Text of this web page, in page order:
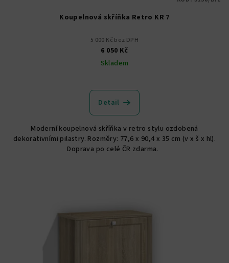
Koupelnová skříňka Retro KR 7
5 000 Kč bez DPH
6 050 Kč
Skladem
Detail
Moderní koupelnová skříňka v retro stylu ozdobená
dekorativními pilastry. Rozměry: 77,6 x 90,4 x 35 cm (v x š x hl).
Doprava po celé ČR zdarma.